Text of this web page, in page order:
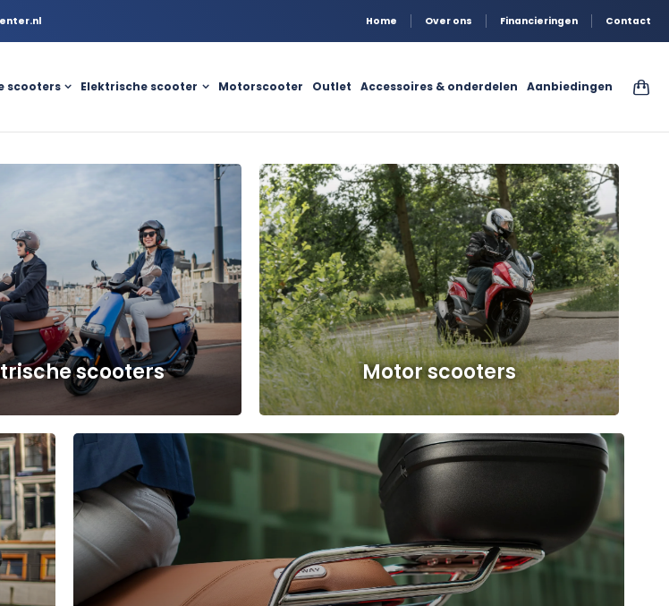
Home Over ons Financieringen Contact
scooters Elektrische scooter Motorscooter Outlet Accessoires & onderdelen Aanbiedingen
scooters Motor scooters
a
a